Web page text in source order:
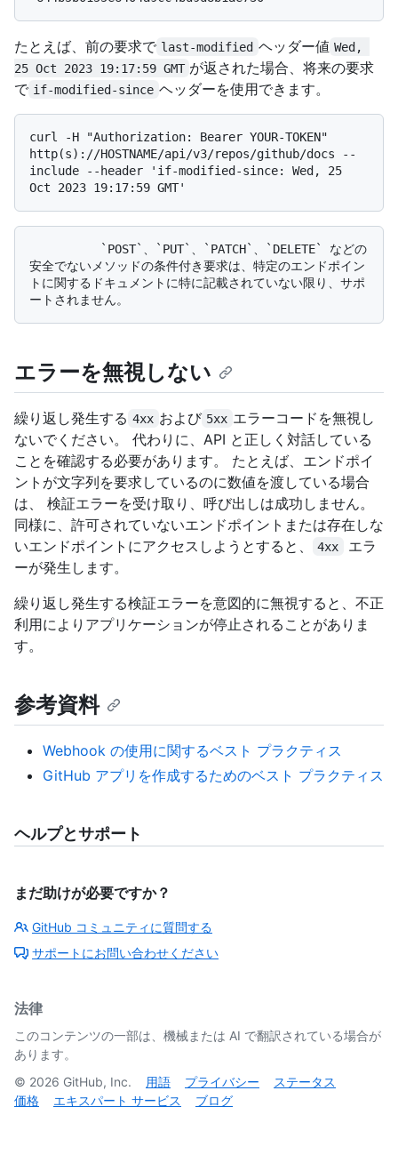
たとえば、前の要求で last-modified ヘッダー値 Wed,
25 Oct 2023 19:17:59 GMT が返された場合、将来の要求
で if-modified-since ヘッダーを使用できます。
curl -H "Authorization: Bearer YOUR-TOKEN"
http(s)://HOSTNAME/api/v3/repos/github/docs --
include --header 'if-modified-since: Wed, 25
安全でないメソッドの条件付き要求は、特定のエンドポイン
トに関するドキュメントに特に記載されていない限り、サポ
エラーを無視しない
繰り返し発生する 4xx および 5xx エラーコードを無視し
ないでください。 代わりに、API と正しく対話している
ことを確認する必要があります。 たとえば、エンドポイ
ントが文字列を要求しているのに数値を渡している場合
は、 検証エラーを受け取り、呼び出しは成功しません。
同様に、許可されていないエンドポイントまたは存在しな
いエンドポイントにアクセスしようとすると、
4xx
エラ
ーが発生します。
繰り返し発生する検証エラーを意図的に無視すると、不正
利用によりアプリケーションが停止されることがありま
す。
参考資料
Webhook の使用に関するベスト プラクティス
GitHub アプリを作成するためのベスト プラクティス
ヘルプとサポート
まだ助けが必要ですか？
GitHub コミュニティに質問する
サポートにお問い合わせください
法律
このコンテンツの一部は、機械または AI で翻訳されている場合が
あります。
© 2026 GitHub, Inc. 用語 プライバシー
ステータス
価格
エキスパート サービス ブログ